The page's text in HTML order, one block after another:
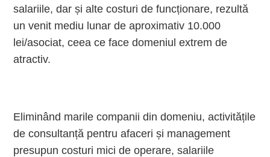
salariile, dar și alte costuri de funcționare, rezultă
un venit mediu lunar de aproximativ 10.000
lei/asociat, ceea ce face domeniul extrem de
atractiv.
Eliminând marile companii din domeniu, activitățile
de consultanță pentru afaceri și management
presupun costuri mici de operare, salariile